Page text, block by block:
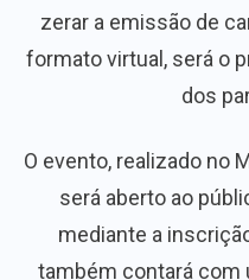
zerar a emissão de
formato virtual, será o
dos
O evento, realizado no
será aberto ao
mediante a
também contará com